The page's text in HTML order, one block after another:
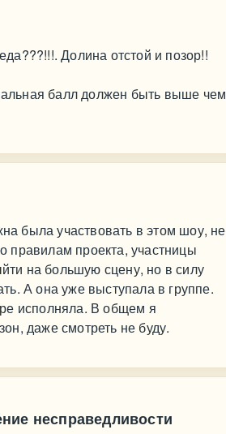
Долина отстой и позор!!
балл должен быть выше чем
была участвовать в этом шоу, не
правилам проекта, участницы
на большую сцену, но в силу
А она уже выступала в группе.
исполняла. В общем я
даже смотреть не буду.
несправедливости